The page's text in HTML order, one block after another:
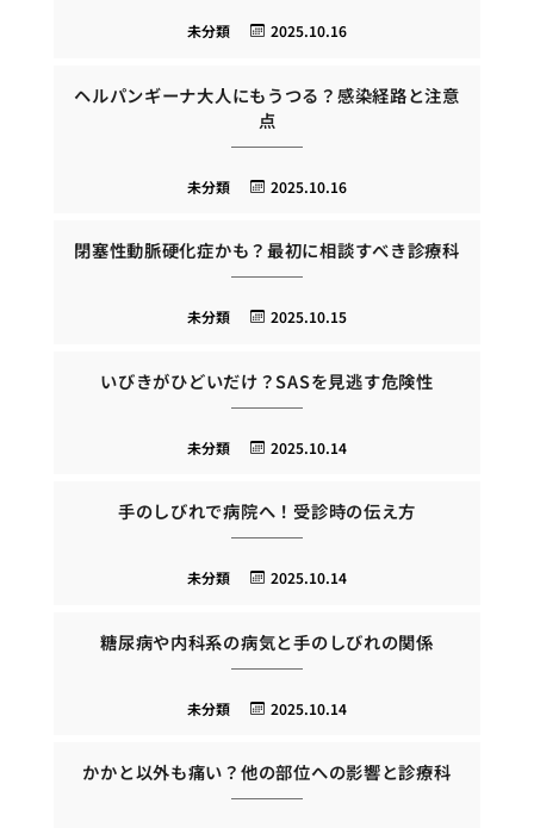
2025.10.16
未分類
ヘルパンギーナ大人にもうつる？感染経路と注意
点
2025.10.16
未分類
閉塞性動脈硬化症かも？最初に相談すべき診療科
2025.10.15
未分類
いびきがひどいだけ？SASを見逃す危険性
2025.10.14
未分類
手のしびれで病院へ！受診時の伝え方
2025.10.14
未分類
糖尿病や内科系の病気と手のしびれの関係
2025.10.14
未分類
かかと以外も痛い？他の部位への影響と診療科